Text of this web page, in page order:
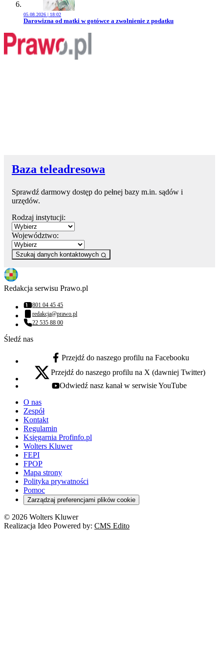
05.08.2026 | 18:02
Przejdź do artykułu:
Darowizna od matki w gotówce a zwolnienie z podatku
Baza teleadresowa
Sprawdź darmowy dostęp do pełnej bazy m.in. sądów i
urzędów.
Rodzaj instytucji:
Województwo:
Szukaj danych kontaktowych
Redakcja serwisu Prawo.pl
Numer telefonu:
801 04 45 45
Adres email:
redakcja@prawo.pl
Numer telefonu:
22 535 88 00
Śledź nas
facebook - otwiera się w nowej karcie
Przejdź do naszego profilu na Facebooku
x - otwiera się w nowej karcie
Przejdź do naszego profilu na X (dawniej Twitter)
youtube - otwiera się w nowej karcie
Odwiedź nasz kanał w serwisie YouTube
O nas
Zespół
Kontakt
Regulamin
Księgarnia Profinfo.pl
Wolters Kluwer
FEPI
FPOP
Mapa strony
Polityka prywatności
Pomoc
Zarządzaj preferencjami plików cookie
© 2026 Wolters Kluwer
Realizacja Ideo Powered by: CMS Edito